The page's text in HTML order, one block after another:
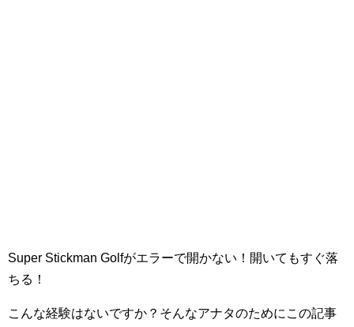
Super Stickman Golfがエラーで開かない！開いてもすぐ落
ちる！
こんな経験はないですか？そんなアナタのためにこの記事